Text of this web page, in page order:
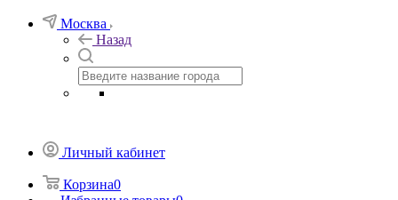
Москва
Назад
Личный кабинет
Корзина0